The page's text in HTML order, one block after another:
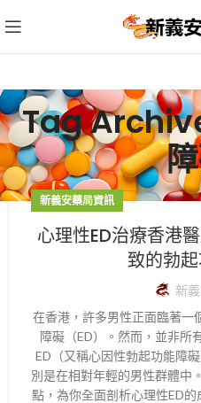
Tag
新義安藥局資訊
心理性ED治療香港
致的勃
新
在香港，許多男性正面臨著
障礙（ED）。然而，並非所
ED（又稱心因性勃起功能障
別是在相對年輕的男性群體中
點，為你全面剖析心理性ED